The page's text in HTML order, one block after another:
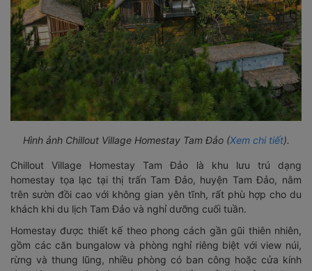
Hình ảnh Chillout Village Homestay Tam Đảo (Xem chi tiết).
Chillout Village Homestay Tam Đảo là khu lưu trú dạng
homestay tọa lạc tại thị trấn Tam Đảo, huyện Tam Đảo, nằm
trên sườn đồi cao với không gian yên tĩnh, rất phù hợp cho du
khách khi du lịch Tam Đảo và nghỉ dưỡng cuối tuần.
Homestay được thiết kế theo phong cách gần gũi thiên nhiên,
gồm các căn bungalow và phòng nghỉ riêng biệt với view núi,
rừng và thung lũng, nhiều phòng có ban công hoặc cửa kính